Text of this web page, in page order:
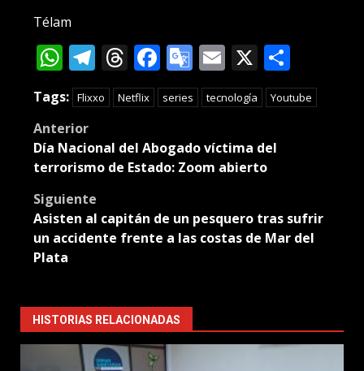
Télam
WhatsApp
Telegram
Threads
Facebook
Google
Translate
Email
X
Tags: Flixxo Netflix series tecnología Youtube
Post
navigation
Anterior
Día Nacional del Abogado víctima del
terrorismo de Estado: Zoom abierto
Siguiente
Asisten al capitán de un pesquero tras sufrir
un accidente frente a las costas de Mar del
Plata
HISTORIAS RELACIONADAS